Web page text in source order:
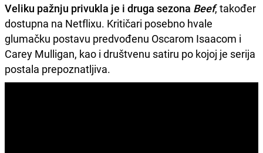
Veliku pažnju privukla je i druga sezona Beef, također
dostupna na Netflixu. Kritičari posebno hvale
glumačku postavu predvođenu Oscarom Isaacom i
Carey Mulligan, kao i društvenu satiru po kojoj je serija
postala prepoznatljiva.